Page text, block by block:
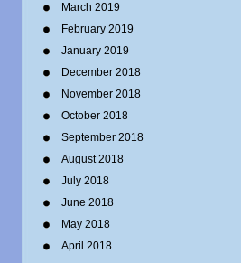
March 2019
February 2019
January 2019
December 2018
November 2018
October 2018
September 2018
August 2018
July 2018
June 2018
May 2018
April 2018